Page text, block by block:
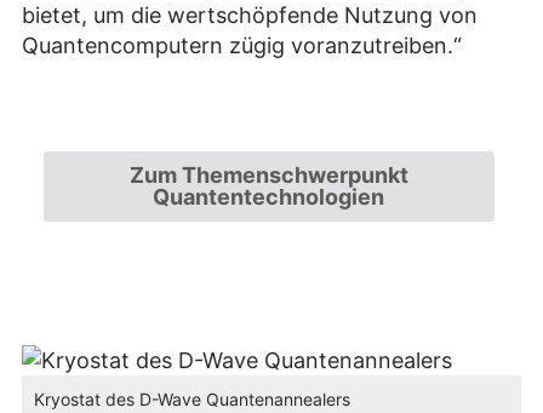
bietet, um die wertschöpfende Nutzung von
Quantencomputern zügig voranzutreiben.“
Zum Themenschwerpunkt
Quantentechnologien
Kryostat des D-Wave Quantenannealers